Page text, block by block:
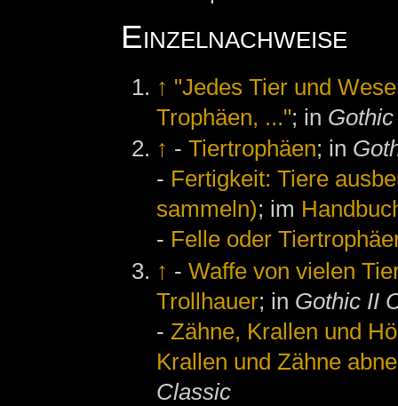
Einzelnachweise
↑ "Jedes Tier und
Trophäen, ..."; in
↑ -Tiertrophäen; in
- Fertigkeit: Tiere
sammeln); im
- Felle oder
↑ -Waffe von vielen
Trollhauer; in Gothic II
-Zähne, Krallen und
Krallen und Zähne
Classic